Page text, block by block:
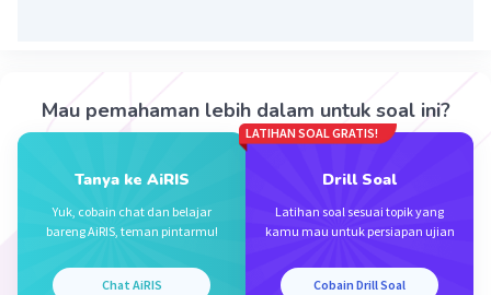
Beri Rating (1 Balas
Mau pemahaman lebih dalam untuk soal ini?
Tanya ke AiRIS
Yuk, cobain chat dan belajar
bareng AiRIS, teman pintarmu!
Chat AiRIS
LATIHAN SOAL GRATIS!
Drill Soal
Latihan soal sesuai topik yang
kamu mau untuk persiapan ujian
Cobain Drill Soal